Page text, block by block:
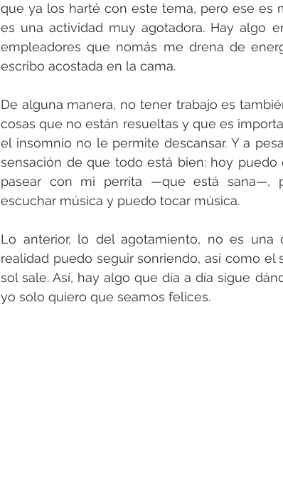
que ya los harté con este tema, pero ese es
es una actividad muy agotadora. Hay algo
empleadores que nomás me drena de
escribo acostada en la cama.
De alguna manera, no tener trabajo es
cosas que no están resueltas y que es
el insomnio no le permite descansar. Y a
sensación de que todo está bien: hoy
pasear con mi perrita —que está sana—,
escuchar música y puedo tocar música.
Lo anterior, lo del agotamiento, no es una
realidad puedo seguir sonriendo, así como el
sol sale. Así, hay algo que día a día sigue
yo solo quiero que seamos felices.